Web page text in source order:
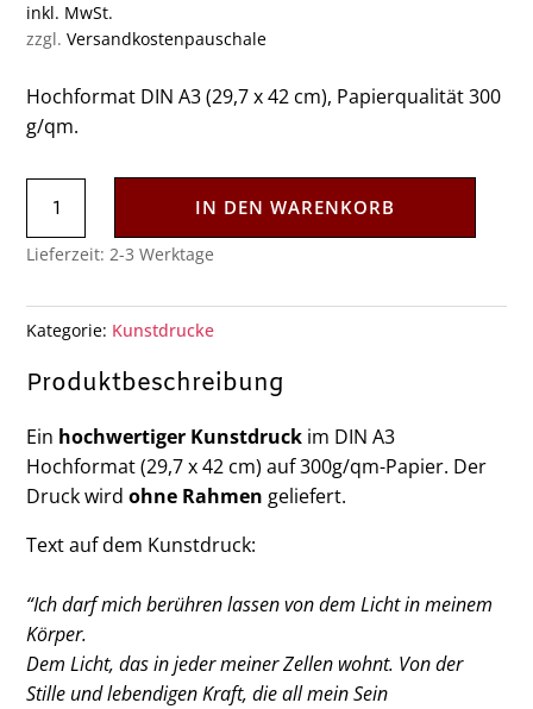
war:
14 €
ist:
7 €.
inkl. MwSt.
zzgl.Versandkostenpauschale
Hochformat DIN A3 (29,7 x 42 cm), Papierqualität 300
g/qm.
"Mein
Kunstdruck
A3
IN DEN WARENKORB
Lieferzeit:2-3 Werktage
Kategorie: Kunstdrucke
Produktbeschreibung
Ein hochwertiger Kunstdruck im DIN A3
Hochformat (29,7 x 42 cm) auf 300g/qm-Papier. Der
Druck wirdohne Rahmen geliefert.
Text auf dem Kunstdruck:
“Ich darf mich berühren lassen von dem Licht in meinem
Körper.
Dem Licht, das in jeder meiner Zellen wohnt. Von der
Stille und lebendigen Kraft, die all mein Sein